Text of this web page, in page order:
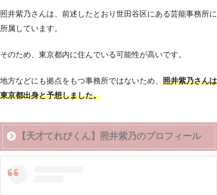
照井紫乃さんは、前述したとおり世田谷区にある芸能事務所に
所属しています。
そのため、東京都内に住んでいる可能性が高いです。
地方などにも拠点をもつ事務所ではないため、 照井紫乃さんは
東京都出身と予想しました。
【天才てれびくん】照井紫乃のプロフィール